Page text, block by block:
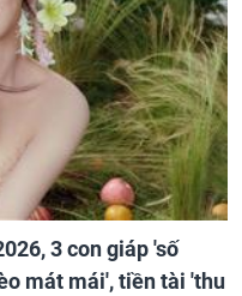
3 con giáp 'số
mát mái', tiền tài 'thu